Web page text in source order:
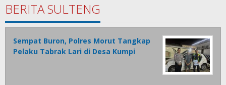
BERITA SULTENG
Sempat Buron, Polres Morut Tangkap
Pelaku Tabrak Lari di Desa Kumpi